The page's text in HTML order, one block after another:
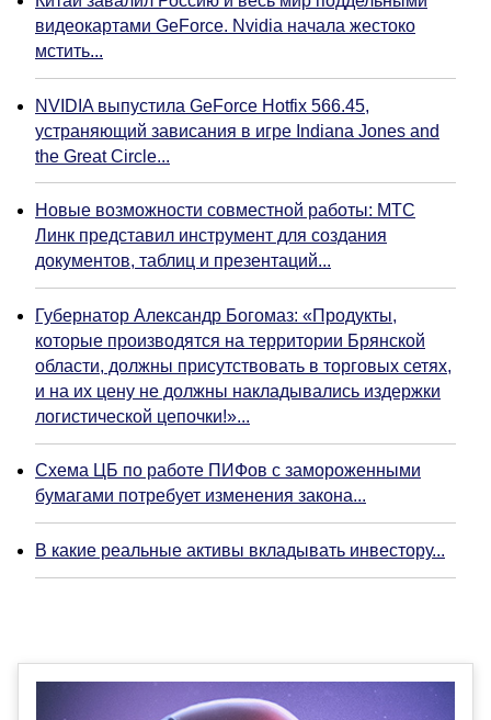
видеокартами GeForce. Nvidia начала жестоко
мстить...
NVIDIA выпустила GeForce Hotfix 566.45,
устраняющий зависания в игре Indiana Jones and
the Great Circle...
Новые возможности совместной работы: МТС
Линк представил инструмент для создания
документов, таблиц и презентаций...
Губернатор Александр Богомаз: «Продукты,
которые производятся на территории Брянской
области, должны присутствовать в торговых сетях,
и на их цену не должны накладывались издержки
логистической цепочки!»...
Схема ЦБ по работе ПИФов с замороженными
бумагами потребует изменения закона...
В какие реальные активы вкладывать инвестору...